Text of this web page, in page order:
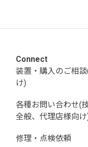
Connect
装置・購入のご相
け)
各種お問い合わせ(
全般、代理店様向け
修理・点検依頼